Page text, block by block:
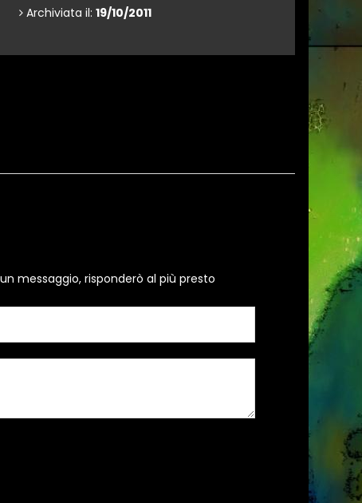
Archiviata il: 19/10/2011
messaggio, risponderò al più presto